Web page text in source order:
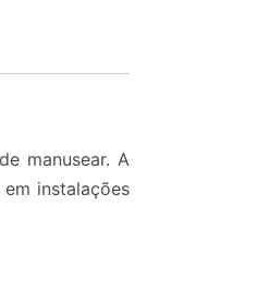
manusear. A
instalações